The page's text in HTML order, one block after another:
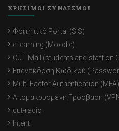
ΧΡΗΣΙΜΟΙ ΣΥΝΔΕΣΜΟΙ
Φοιτητικό Portal (SIS)
eLearning (Moodle)
CUT Mail (students and staff on
Επανέκδοση Κωδικού
Multi Factor Authentication (MFA)
Απομακρυσμένη Πρόσβαση
cut-radio
Intent